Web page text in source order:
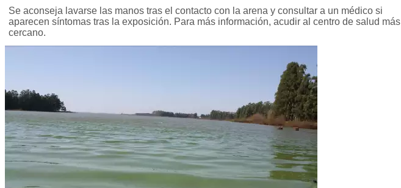
Se aconseja lavarse las manos tras el contacto con la arena y consultar a un médico si
aparecen síntomas tras la exposición. Para más información, acudir al centro de salud más
cercano.